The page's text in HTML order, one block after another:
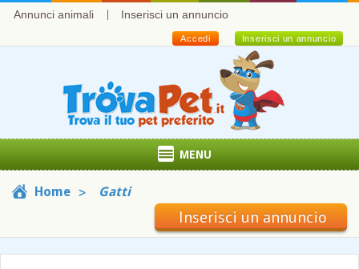
Annunci animali Inserisci un annuncio
Inserisci un annuncio
Accedi
MENU
Home Gatti
Inserisci un annuncio